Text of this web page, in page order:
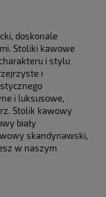
doskonale
Stoliki kawowe
i stylu
i
i luksusowe,
Stolik kawowy
biały
skandynawski,
w naszym